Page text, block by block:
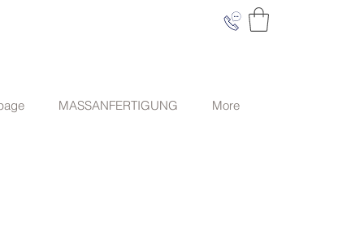
MASSANFERTIGUNG More